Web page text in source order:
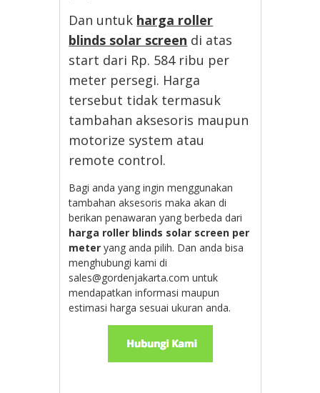
Dan untuk harga roller
blinds solar screen di atas
start dari Rp. 584 ribu per
meter persegi. Harga
tersebut tidak termasuk
tambahan aksesoris maupun
motorize system atau
remote control.
Bagi anda yang ingin menggunakan
tambahan aksesoris maka akan di
berikan penawaran yang berbeda dari
harga roller blinds solar screen per
meter yang anda pilih. Dan anda bisa
menghubungi kami di
sales@gordenjakarta.com untuk
mendapatkan informasi maupun
estimasi harga sesuai ukuran anda.